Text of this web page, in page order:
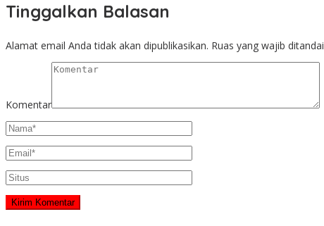
Tinggalkan Balasan
Alamat email Anda tidak akan dipublikasikan. Ruas yang wajib ditandai
Komentar